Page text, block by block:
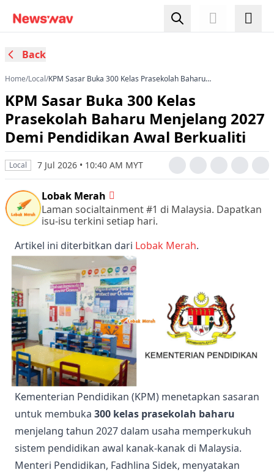
Back
Home/Local/KPM Sasar Buka 300 Kelas Prasekolah Baharu
Berkualiti
KPM Sasar Buka 300 Kelas
Prasekolah Baharu Menjelang 2027
Demi Pendidikan Awal Berkualiti
Local 7 Jul 2026 • 10:40 AM MYT
Lobak Merah
Laman socialtainment #1 di Malaysia. Dapatkan
isu-isu terkini setiap hari.
Artikel ini diterbitkan dari Lobak Merah.
Kementerian Pendidikan (KPM) menetapkan sasaran
untuk membuka 300 kelas prasekolah baharu
menjelang tahun 2027 dalam usaha memperkukuh
sistem pendidikan awal kanak-kanak di Malaysia.
Menteri Pendidikan, Fadhlina Sidek, menyatakan